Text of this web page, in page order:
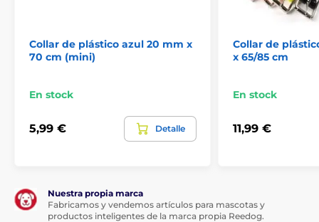
Collar de plástico azul 20 mm x
70 cm (mini)
En stock
5,99 € Detalle
Collar de
x 65/85 cm
En stock
11,99 €
Nuestra propia marca
Fabricamos y vendemos artículos para mascotas y
productos inteligentes de la marca propia Reedog.